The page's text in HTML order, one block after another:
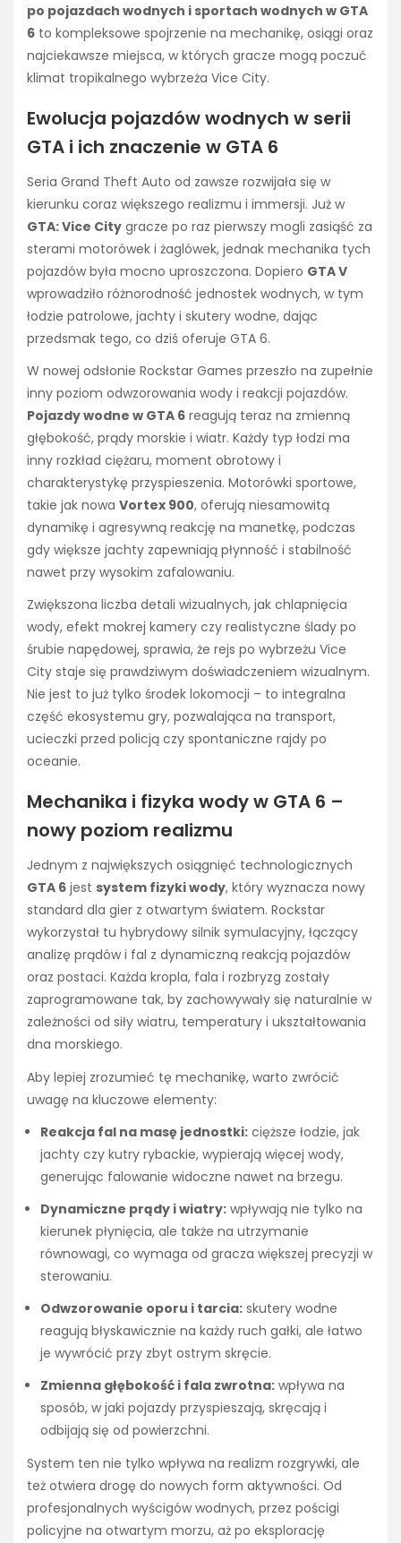
po pojazdach wodnych i sportach wodnych w GTA
6 to kompleksowe spojrzenie na mechanikę, osiągi oraz
najciekawsze miejsca, w których gracze mogą poczuć
klimat tropikalnego wybrzeża Vice City.
Ewolucja pojazdów wodnych w serii
GTA i ich znaczenie w GTA 6
Seria Grand Theft Auto od zawsze rozwijała się w
kierunku coraz większego realizmu i immersji. Już w
GTA: Vice City gracze po raz pierwszy mogli zasiąść za
sterami motorówek i żaglówek, jednak mechanika tych
pojazdów była mocno uproszczona. Dopiero GTA V
wprowadziło różnorodność jednostek wodnych, w tym
łodzie patrolowe, jachty i skutery wodne, dając
przedsmak tego, co dziś oferuje GTA 6.
W nowej odsłonie Rockstar Games przeszło na zupełnie
inny poziom odwzorowania wody i reakcji pojazdów.
Pojazdy wodne w GTA 6 reagują teraz na zmienną
głębokość, prądy morskie i wiatr. Każdy typ łodzi ma
inny rozkład ciężaru, moment obrotowy i
charakterystykę przyspieszenia. Motorówki sportowe,
takie jak nowa Vortex 900, oferują niesamowitą
dynamikę i agresywną reakcję na manetkę, podczas
gdy większe jachty zapewniają płynność i stabilność
nawet przy wysokim zafalowaniu.
Zwiększona liczba detali wizualnych, jak chlapnięcia
wody, efekt mokrej kamery czy realistyczne ślady po
śrubie napędowej, sprawia, że rejs po wybrzeżu Vice
City staje się prawdziwym doświadczeniem wizualnym.
Nie jest to już tylko środek lokomocji – to integralna
część ekosystemu gry, pozwalająca na transport,
ucieczki przed policją czy spontaniczne rajdy po
oceanie.
Mechanika i fizyka wody w GTA 6 –
nowy poziom realizmu
Jednym z największych osiągnięć technologicznych
GTA 6 jest system fizyki wody, który wyznacza nowy
standard dla gier z otwartym światem. Rockstar
wykorzystał tu hybrydowy silnik symulacyjny, łączący
analizę prądów i fal z dynamiczną reakcją pojazdów
oraz postaci. Każda kropla, fala i rozbryzg zostały
zaprogramowane tak, by zachowywały się naturalnie w
zależności od siły wiatru, temperatury i ukształtowania
dna morskiego.
Aby lepiej zrozumieć tę mechanikę, warto zwrócić
uwagę na kluczowe elementy:
Reakcja fal na masę jednostki: cięższe łodzie, jak
jachty czy kutry rybackie, wypierają więcej wody,
generując falowanie widoczne nawet na brzegu.
Dynamiczne prądy i wiatry: wpływają nie tylko na
kierunek płynięcia, ale także na utrzymanie
równowagi, co wymaga od gracza większej precyzji w
sterowaniu.
Odwzorowanie oporu i tarcia: skutery wodne
reagują błyskawicznie na każdy ruch gałki, ale łatwo
je wywrócić przy zbyt ostrym skręcie.
Zmienna głębokość i fala zwrotna: wpływa na
sposób, w jaki pojazdy przyspieszają, skręcają i
odbijają się od powierzchni.
System ten nie tylko wpływa na realizm rozgrywki, ale
też otwiera drogę do nowych form aktywności. Od
profesjonalnych wyścigów wodnych, przez pościgi
policyjne na otwartym morzu, aż po eksplorację